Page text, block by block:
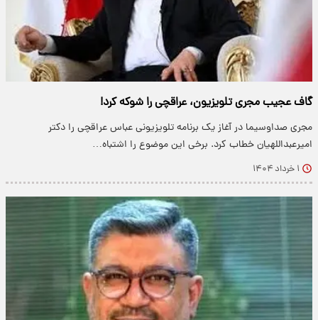
گاف عجیب مجری تلویزیون، عراقچی را شوکه کرد!
​مجری صداوسیما در آغاز یک برنامه تلویزیونی عباس عراقچی را دکتر
امیرعبداللهیان خطاب کرد. برخی این موضوع را اشتباه…
۱ خرداد ۱۴۰۴